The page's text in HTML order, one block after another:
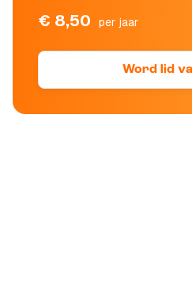
€ 8,50 per jaar
Word lid